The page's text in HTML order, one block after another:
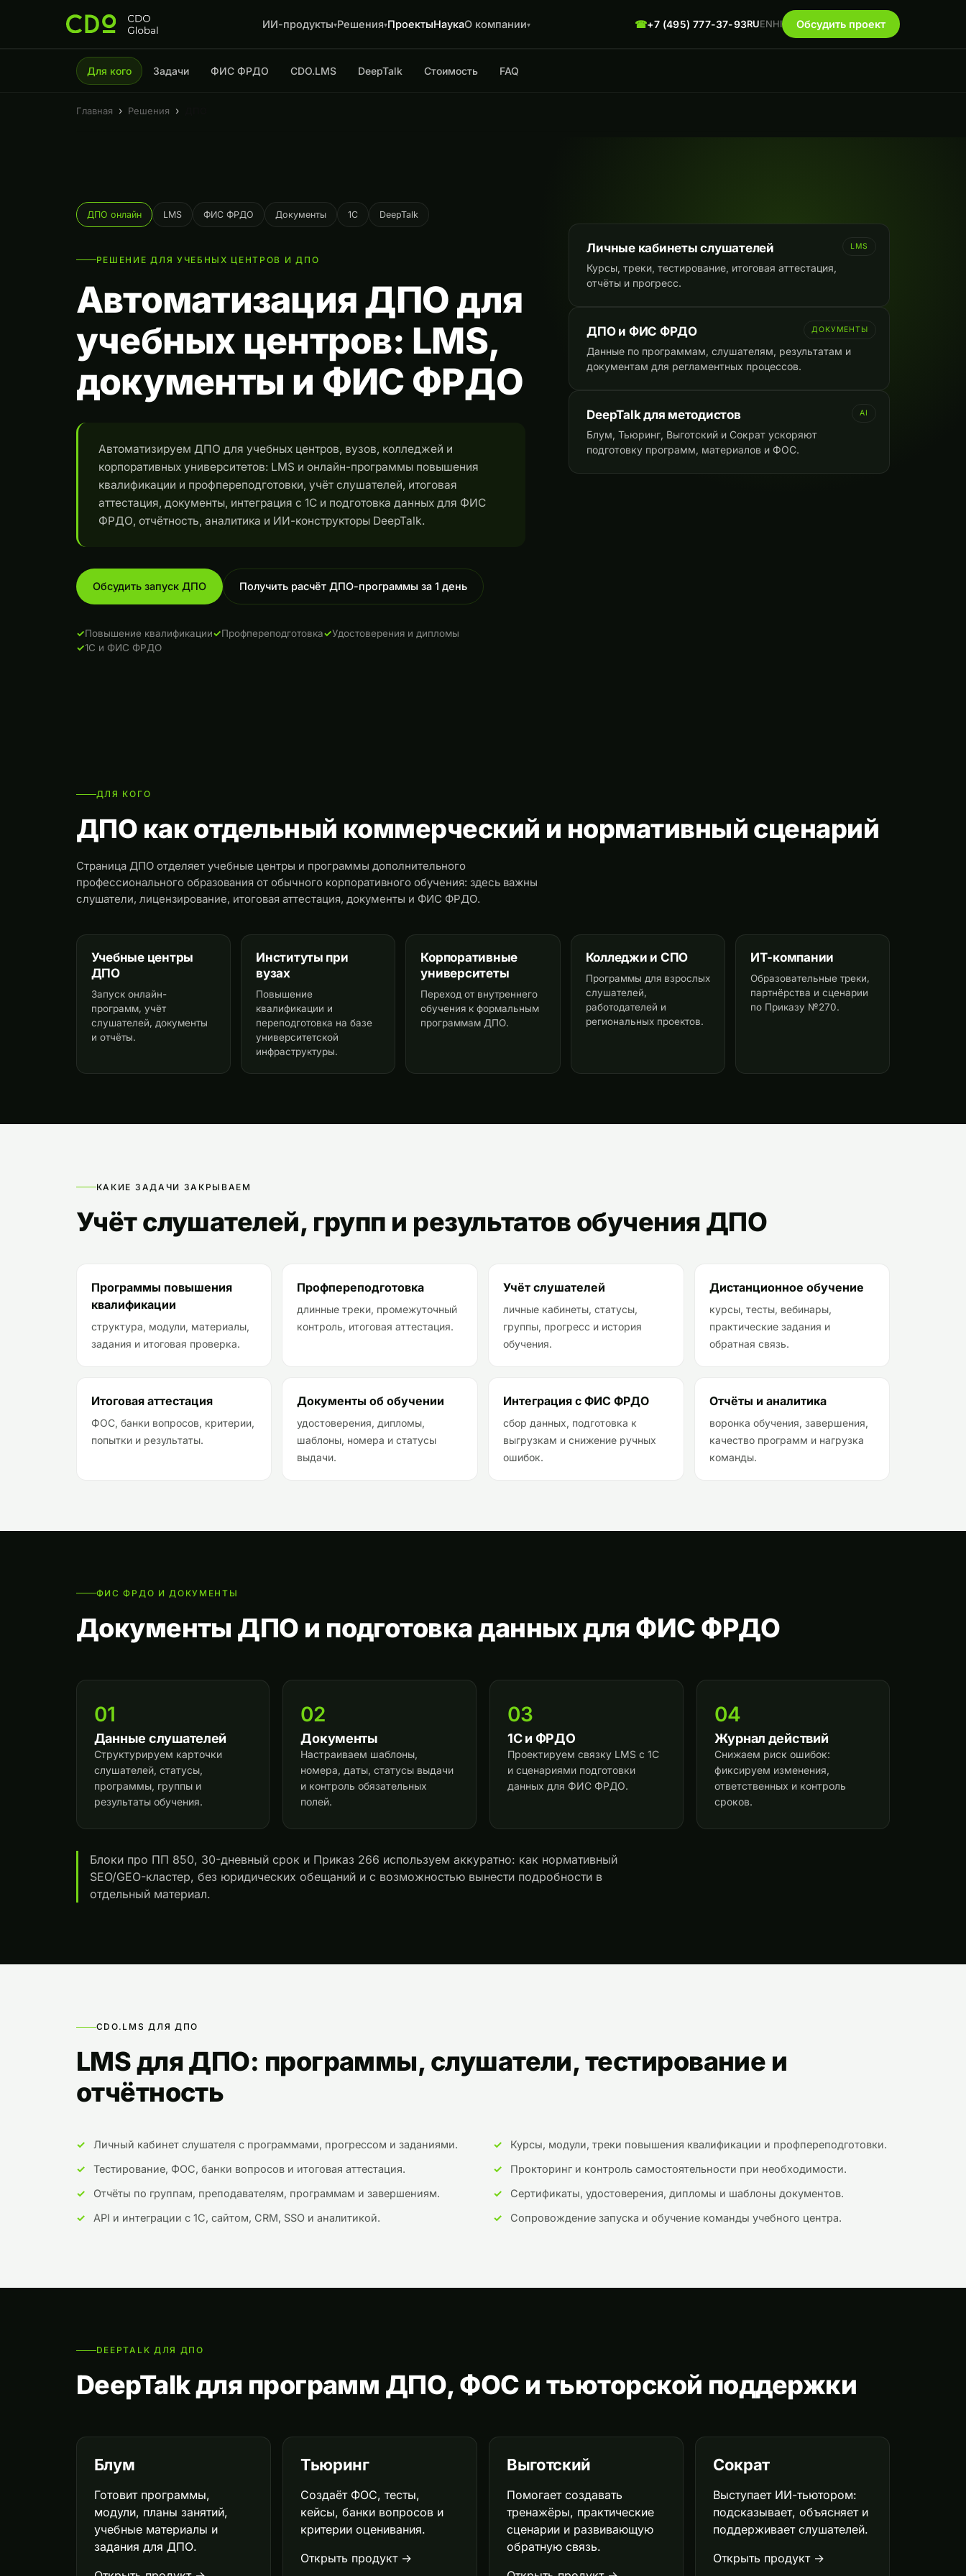
ИИ-продукты▾Решения▾ПроектыНаукаО компании▾ ☎+7 (495) 777-37-93RUENHI Обсудить проект
Для кого Задачи ФИС ФРДО CDO.LMS DeepTalk Стоимость FAQ
Главная › Решения ›
ДПО онлайн LMS ФИС ФРДО Документы 1С DeepTalk
РЕШЕНИЕ ДЛЯ УЧЕБНЫХ ЦЕНТРОВ И ДПО
Автоматизация ДПО для
учебных центров: LMS,
документы и ФИС ФРДО
Автоматизируем ДПО для учебных центров, вузов, колледжей и
корпоративных университетов: LMS и онлайн-программы повышения
квалификации и профпереподготовки, учёт слушателей, итоговая
аттестация, документы, интеграция с 1С и подготовка данных для ФИС
ФРДО, отчётность, аналитика и ИИ-конструкторы DeepTalk.
Обсудить запуск ДПО Получить расчёт ДПО-программы за 1 день
Повышение квалификации Профпереподготовка
Удостоверения и дипломы
1С и ФИС ФРДО
LMS
Личные кабинеты слушателей
Курсы, треки, тестирование, итоговая аттестация,
отчёты и прогресс.
ДОКУМЕНТЫ
ДПО и ФИС ФРДО
Данные по программам, слушателям, результатам и
документам для регламентных процессов.
AI
DeepTalk для методистов
Блум, Тьюринг, Выготский и Сократ ускоряют
подготовку программ, материалов и ФОС.
ДЛЯ КОГО
ДПО как отдельный коммерческий и нормативный сценарий
Страница ДПО отделяет учебные центры и программы дополнительного
профессионального образования от обычного корпоративного обучения: здесь важны
слушатели, лицензирование, итоговая аттестация, документы и ФИС ФРДО.
Учебные центры
ДПО
Запуск онлайн-
программ, учёт
слушателей, документы
и отчёты.
Институты при
вузах
Повышение
квалификации и
переподготовка на базе
университетской
инфраструктуры.
Корпоративные
университеты
Переход от внутреннего
обучения к формальным
программам ДПО.
Колледжи и СПО
Программы для взрослых
слушателей,
работодателей и
региональных проектов.
ИТ-компании
Образовательные треки,
партнёрства и сценарии
по Приказу №270.
КАКИЕ ЗАДАЧИ ЗАКРЫВАЕМ
Учёт слушателей, групп и результатов обучения ДПО
Программы повышения
квалификации
структура, модули, материалы,
задания и итоговая проверка.
Профпереподготовка
длинные треки, промежуточный
контроль, итоговая аттестация.
Учёт слушателей
личные кабинеты, статусы,
группы, прогресс и история
обучения.
Дистанционное обучение
курсы, тесты, вебинары,
практические задания и
обратная связь.
Итоговая аттестация
ФОС, банки вопросов, критерии,
попытки и результаты.
Документы об обучении
удостоверения, дипломы,
шаблоны, номера и статусы
выдачи.
Интеграция с ФИС ФРДО
сбор данных, подготовка к
выгрузкам и снижение ручных
ошибок.
Отчёты и аналитика
воронка обучения, завершения,
качество программ и нагрузка
команды.
ФИС ФРДО И ДОКУМЕНТЫ
Документы ДПО и подготовка данных для ФИС ФРДО
01
Данные слушателей
Структурируем карточки
слушателей, статусы,
программы, группы и
результаты обучения.
02
Документы
Настраиваем шаблоны,
номера, даты, статусы выдачи
и контроль обязательных
полей.
03
1С и ФРДО
Проектируем связку LMS с 1С
и сценариями подготовки
данных для ФИС ФРДО.
04
Журнал действий
Снижаем риск ошибок:
фиксируем изменения,
ответственных и контроль
сроков.
Блоки про ПП 850, 30-дневный срок и Приказ 266 используем аккуратно: как нормативный
SEO/GEO-кластер, без юридических обещаний и с возможностью вынести подробности в
отдельный материал.
CDO.LMS ДЛЯ ДПО
LMS для ДПО: программы, слушатели, тестирование и
отчётность
Личный кабинет слушателя с программами, прогрессом и заданиями.
Курсы, модули, треки повышения квалификации и профпереподготовки.
Тестирование, ФОС, банки вопросов и итоговая аттестация.
Прокторинг и контроль самостоятельности при необходимости.
Отчёты по группам, преподавателям, программам и завершениям.
Сертификаты, удостоверения, дипломы и шаблоны документов.
API и интеграции с 1С, сайтом, CRM, SSO и аналитикой.
Сопровождение запуска и обучение команды учебного центра.
DEEPTALK ДЛЯ ДПО
DeepTalk для программ ДПО, ФОС и тьюторской поддержки
Блум
Готовит программы,
модули, планы занятий,
учебные материалы и
задания для ДПО.
Тьюринг
Создаёт ФОС, тесты,
кейсы, банки вопросов и
критерии оценивания.
Открыть продукт →
Выготский
Помогает создавать
тренажёры, практические
сценарии и развивающую
обратную связь.
Сократ
Выступает ИИ-тьютором:
подсказывает, объясняет и
поддерживает слушателей.
Открыть продукт →